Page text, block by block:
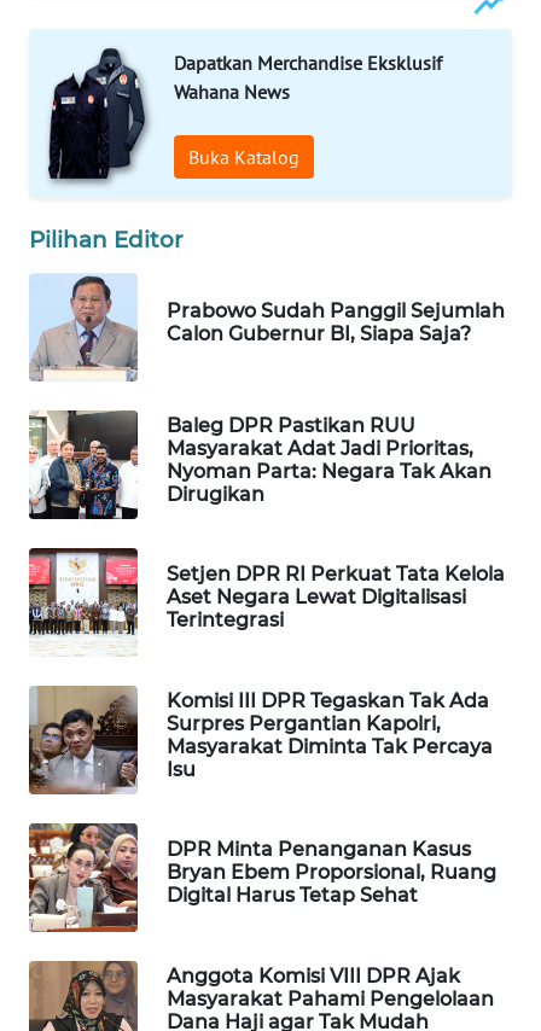
Dapatkan Merchandise Eksklusif
Wahana News
Buka Katalog
Pilihan Editor
Prabowo Sudah Panggil Sejumlah
Calon Gubernur BI, Siapa Saja?
Baleg DPR Pastikan RUU
Masyarakat Adat Jadi Prioritas,
Nyoman Parta: Negara Tak Akan
Dirugikan
Setjen DPR RI Perkuat Tata Kelola
Aset Negara Lewat Digitalisasi
Terintegrasi
Komisi III DPR Tegaskan Tak Ada
Surpres Pergantian Kapolri,
Masyarakat Diminta Tak Percaya
Isu
DPR Minta Penanganan Kasus
Bryan Ebem Proporsional, Ruang
Digital Harus Tetap Sehat
Anggota Komisi VIII DPR Ajak
Masyarakat Pahami Pengelolaan
Dana Haji agar Tak Mudah
WAHANA
UMKM
WAHANA
SELEB
WAHANA
PERSONA
WAHANA
OTOMOTIF
WAHANA
HEALTH
WAHANA
WISATA
LAPAK
WAHANA
Wahana
Network
LISTRIK
MASYARAKAT
KELISTRIKAN
WALINKI
ID